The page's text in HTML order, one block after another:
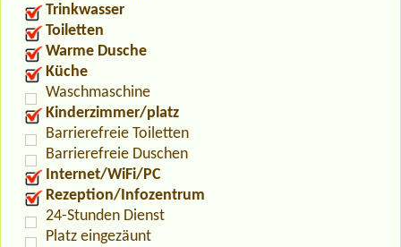
Trinkwasser
Toiletten
Warme Dusche
Küche
Waschmaschine
Kinderzimmer/platz
Barrierefreie Toiletten
Barrierefreie Duschen
Internet/WiFi/PC
Rezeption/Infozentrum
24-Stunden Dienst
Platz eingezäunt